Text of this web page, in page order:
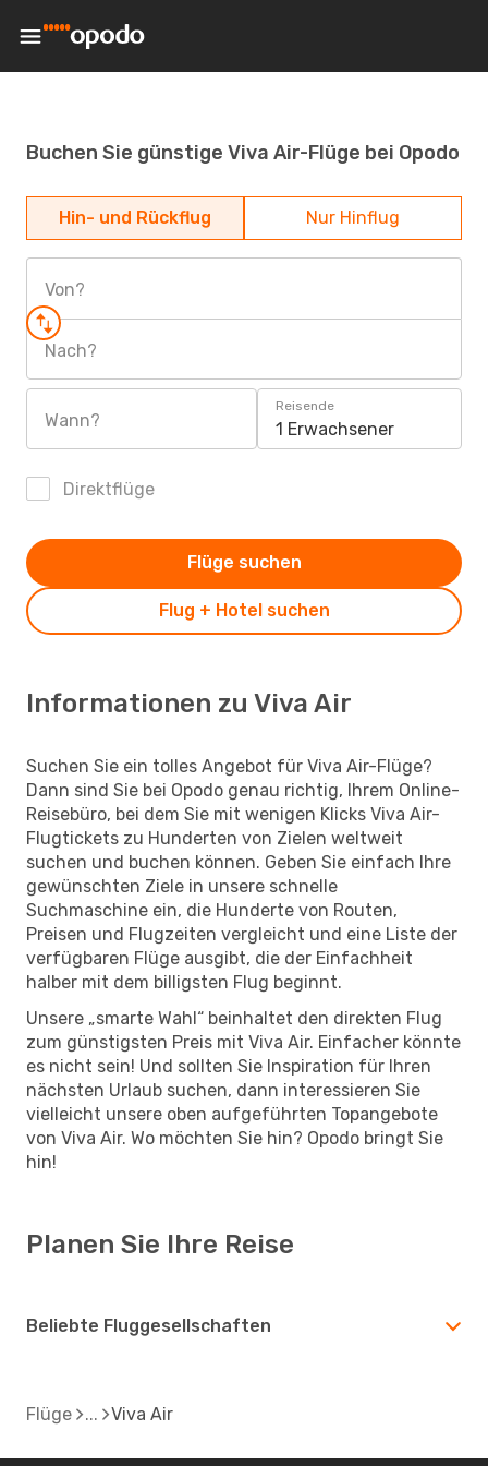
Buchen Sie günstige Viva Air-Flüge bei Opodo
Hin- und Rückflug Nur Hinflug
Von?
Nach?
Wann?
Reisende
1 Erwachsener
Direktflüge
Flug + Hotel suchen
Flüge suchen
Informationen zu Viva Air
Suchen Sie ein tolles Angebot für Viva Air-Flüge?
Dann sind Sie bei Opodo genau richtig, Ihrem Online-
Reisebüro, bei dem Sie mit wenigen Klicks Viva Air-
Flugtickets zu Hunderten von Zielen weltweit
suchen und buchen können. Geben Sie einfach Ihre
gewünschten Ziele in unsere schnelle
Suchmaschine ein, die Hunderte von Routen,
Preisen und Flugzeiten vergleicht und eine Liste der
verfügbaren Flüge ausgibt, die der Einfachheit
halber mit dem billigsten Flug beginnt.
Unsere „smarte Wahl“ beinhaltet den direkten Flug
zum günstigsten Preis mit Viva Air. Einfacher könnte
es nicht sein! Und sollten Sie Inspiration für Ihren
nächsten Urlaub suchen, dann interessieren Sie
vielleicht unsere oben aufgeführten Topangebote
von Viva Air. Wo möchten Sie hin? Opodo bringt Sie
hin!
Planen Sie Ihre Reise
Beliebte Fluggesellschaften
Flüge Viva Air